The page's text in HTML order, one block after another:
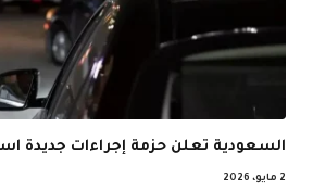
السعودية تعلن حزمة إجراءات جديدة
2 مايو، 2026